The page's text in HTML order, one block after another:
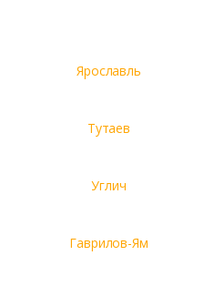
Ярославль
Тутаев
Углич
Гаврилов-Ям